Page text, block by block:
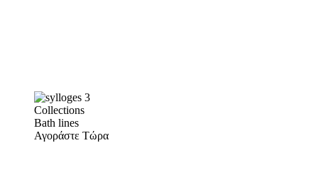
Collections
Bath lines
Αγοράστε Τώρα